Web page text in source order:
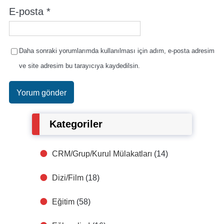
E-posta *
Daha sonraki yorumlarımda kullanılması için adım, e-posta adresim
ve site adresim bu tarayıcıya kaydedilsin.
Kategoriler
CRM/Grup/Kurul Mülakatları (14)
Dizi/Film (18)
Eğitim (58)